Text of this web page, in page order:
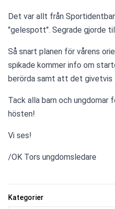
Kategorier
Det var allt från
"gelespott". Segrade gjorde
Så snart planen för vårens
spikade kommer info om
berörda samt att det givetvis
Tack alla barn och ungdomar
hösten!
Vi ses!
/OK Tors ungdomsledare